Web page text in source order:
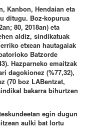
Kanbon, Hendaian eta
ditugu. Boz-kopurua
80, 2018an) eta
aldiz, sindikatuak
etxean hautagaiak
Batzorde
Hazparneko emaitzak
dagokionez (%77,32),
(70 boz LABentzat,
bakarra bihurtzen
egin dugun
aulki bat lortu